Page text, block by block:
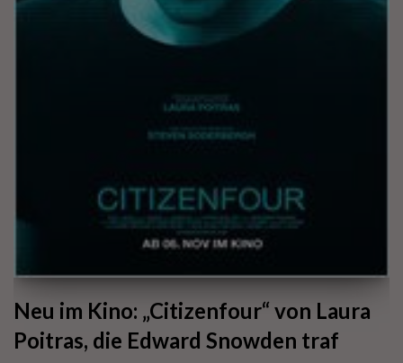
Neu im Kino: „Citizenfour“ von Laura
Poitras, die Edward Snowden traf